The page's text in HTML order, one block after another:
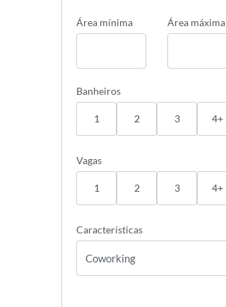
Área mínima Área máxima
Banheiros
1 2 3 4+
Vagas
1 2 3 4+
Características